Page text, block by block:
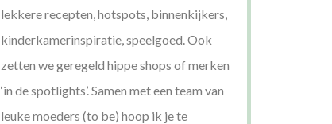
lekkere recepten, hotspots, binnenkijkers,
kinderkamerinspiratie, speelgoed. Ook
zetten we geregeld hippe shops of merken
‘in de spotlights’. Samen met een team van
leuke moeders (to be) hoop ik je te